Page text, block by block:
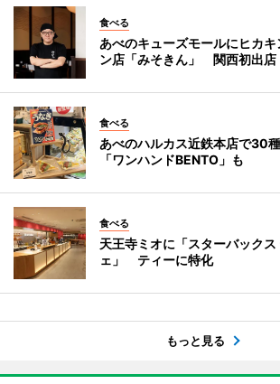
食べる
あべのキューズモールにヒカ
ン店「みそきん」 関西初出店
食べる
あべのハルカス近鉄本店で30
「ワンハンドBENTO」も
食べる
天王寺ミオに「スターバックス
ェ」 ティーに特化
もっと見る